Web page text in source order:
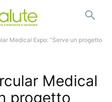
Medical Expo: “Serve un progetto
Medical
progetto